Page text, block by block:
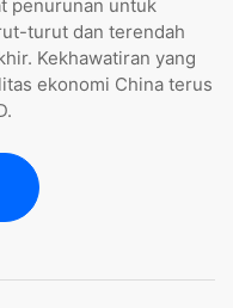
penurunan untuk
turut dan terendah
Kekhawatiran yang
ekonomi China terus